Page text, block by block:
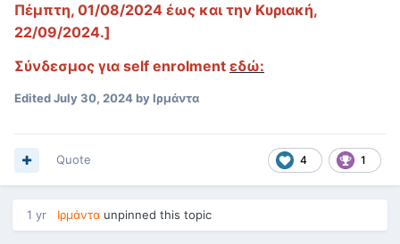
Πέμπτη, 01/08/2024 έως και την Κυριακή,
22/09/2024.]
Σύνδεσμος για self enrolment εδώ:
EditedJuly 30, 2024by Ιρμάντα
4 1
Quote
1 yr Ιρμάντα unpinned this topic